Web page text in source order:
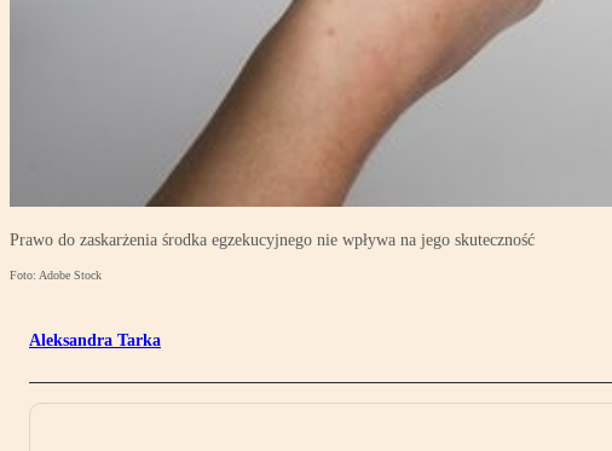
Prawo do zaskarżenia środka egzekucyjnego nie wpływa na jego skuteczność
Foto: Adobe Stock
Aleksandra Tarka